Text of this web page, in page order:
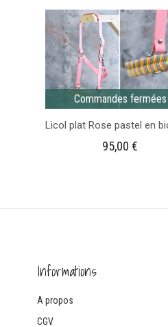
Commandes fermées
95,00€
Informations
A propos
CGV